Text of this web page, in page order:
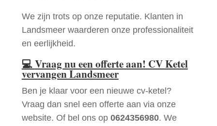
We zijn trots op onze reputatie. Klanten in
Landsmeer waarderen onze professionaliteit
en eerlijkheid.
💻Vraag nu een offerte aan! CV Ketel
vervangen Landsmeer
Ben je klaar voor een nieuwe cv-ketel?
Vraag dan snel een offerte aan via onze
website. Of bel ons op 0624356980. We